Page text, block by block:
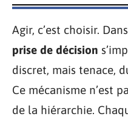
Agir, c’est choisir.
prise de décision
discret, mais tenace,
Ce mécanisme n’est
de la hiérarchie.